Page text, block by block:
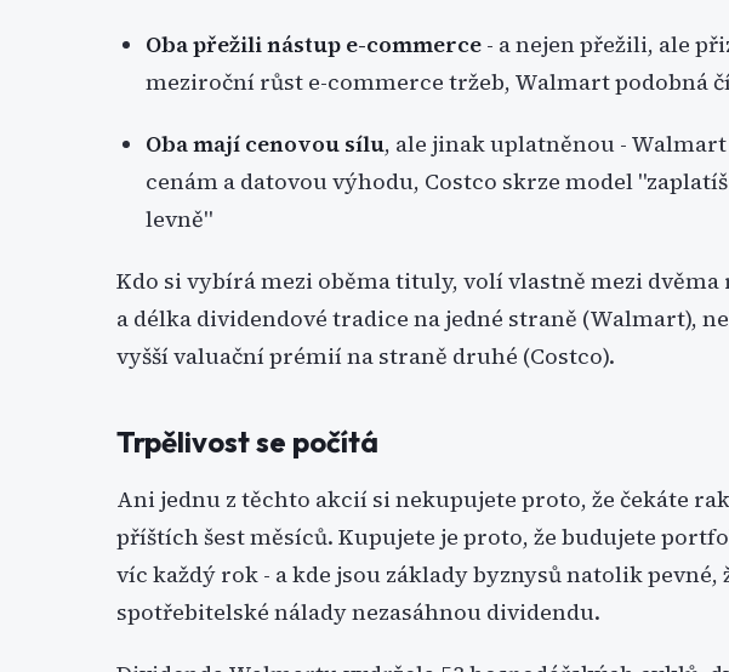
Oba přežili nástup e-commerce - a nejen přežili, ale
meziroční růst e-commerce tržeb, Walmart podobná
Oba mají cenovou sílu, ale jinak uplatněnou -
cenám a datovou výhodu, Costco skrze model
levně"
Kdo si vybírá mezi oběma tituly, volí vlastně mezi
a délka dividendové tradice na jedné straně (Walmart),
vyšší valuační prémií na straně druhé (Costco).
Trpělivost se počítá
Ani jednu z těchto akcií si nekupujete proto, že čekáte
příštích šest měsíců. Kupujete je proto, že budujete
víc každý rok - a kde jsou základy byznysů natolik pevné,
spotřebitelské nálady nezasáhnou dividendu.